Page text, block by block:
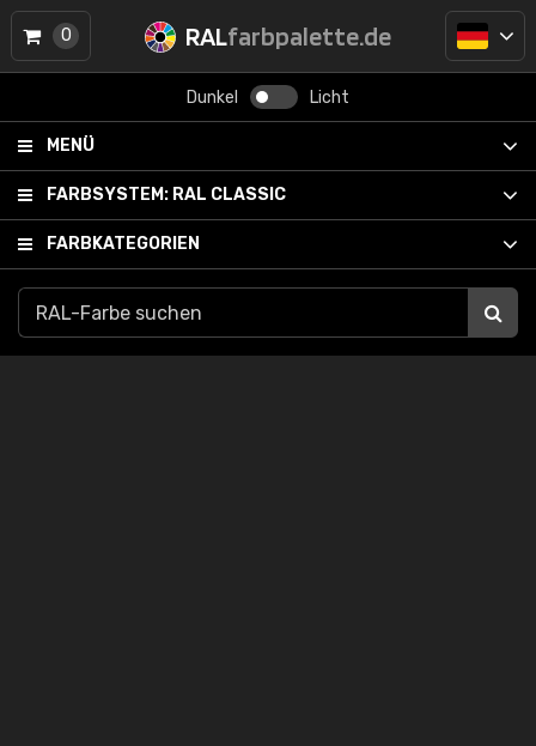
RALfarbpalette.de
Dunkel Licht
MENÜ
FARBSYSTEM: RAL CLASSIC
FARBKATEGORIEN
0